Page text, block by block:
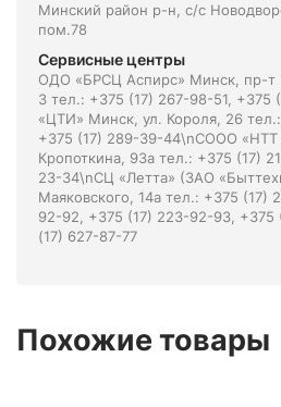
Минский район р-н, с/с
пом.78
Сервисные центры
ОДО «БРСЦ Аспирс» Минск, пр-т
3 тел.: +375 (17) 267-98-51, +375
«ЦТИ» Минск, ул. Короля, 26
+375 (17) 289-39-44\nСООО «НТТ
Кропоткина, 93а тел.: +375 (17)
23-34\nСЦ «Летта» (ЗАО
Маяковского, 14а тел.: +375 (17)
92-92, +375 (17) 223-92-93, +375
(17) 627-87-77
Похожие товары